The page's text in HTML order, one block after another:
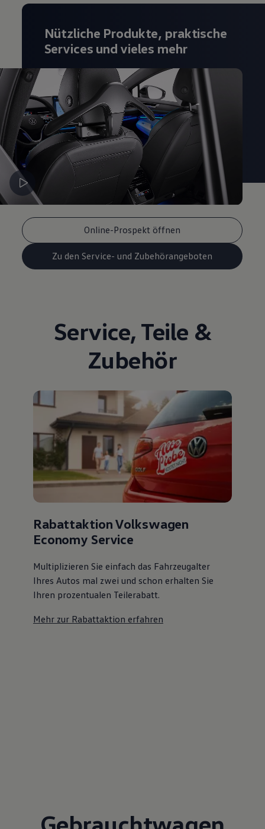
Online-Prospekt öffnen
Zu den Service- und Zubehörangeboten
Nützliche Produkte, praktische
Services und vieles mehr
Service, Teile &
Zubehör
Rabattaktion Volkswagen
Economy Service
Multiplizieren Sie einfach das Fahrzeugalter
Ihres Autos mal zwei und schon erhalten Sie
Ihren prozentualen Teilerabatt.
Mehr zur Rabattaktion erfahren
Gebrauchtwagen